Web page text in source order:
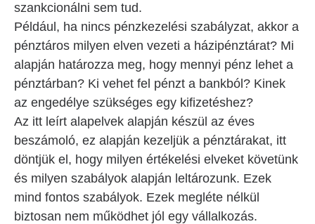
szankcionálni sem tud.
Például, ha nincs pénzkezelési szabályzat, akkor a
pénztáros milyen elven vezeti a házipénztárat? Mi
alapján határozza meg, hogy mennyi pénz lehet a
pénztárban? Ki vehet fel pénzt a bankból? Kinek
az engedélye szükséges egy kifizetéshez?
Az itt leírt alapelvek alapján készül az éves
beszámoló, ez alapján kezeljük a pénztárakat, itt
döntjük el, hogy milyen értékelési elveket követünk
és milyen szabályok alapján leltározunk. Ezek
mind fontos szabályok. Ezek megléte nélkül
biztosan nem működhet jól egy vállalkozás.